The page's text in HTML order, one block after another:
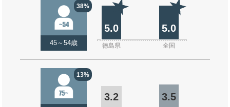
38%
45～54歳
5.0 5.0
徳島県 全国
13%
3.2 3.5